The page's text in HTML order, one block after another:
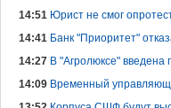
14:51 Юрист не смог
14:41 Банк "Приоритет"
14:27 В "Агролюксе"
14:09 Временный